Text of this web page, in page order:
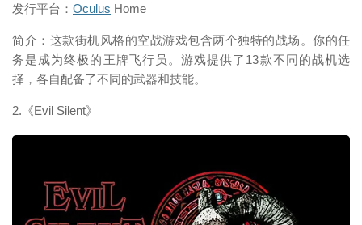
发行平台： Oculus Home
简介：这款街机风格的空战游戏包含两个独特的战场。你的任
务是成为终极的王牌飞行员。游戏提供了13款不同的战机选
择，各自配备了不同的武器和技能。
2.《Evil Silent》
映维网（nweon.com）